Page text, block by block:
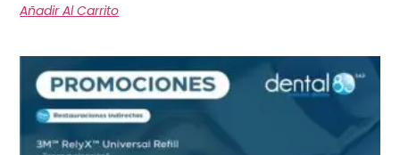
Añadir Al Carrito